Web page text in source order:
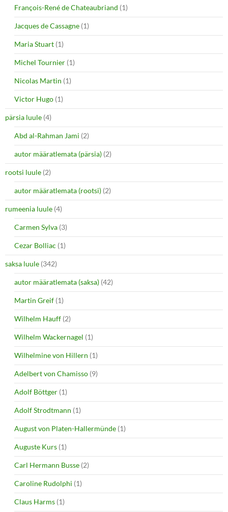
François-René de Chateaubriand (1)
Jacques de Cassagne (1)
Maria Stuart (1)
Michel Tournier (1)
Nicolas Martin (1)
Victor Hugo (1)
pärsia luule (4)
Abd al-Rahman Jami (2)
autor määratlemata (pärsia) (2)
rootsi luule (2)
autor määratlemata (rootsi) (2)
rumeenia luule (4)
Carmen Sylva (3)
Cezar Bolliac (1)
saksa luule (342)
autor määratlemata (saksa) (42)
Martin Greif (1)
Wilhelm Hauff (2)
Wilhelm Wackernagel (1)
Wilhelmine von Hillern (1)
Adelbert von Chamisso (9)
Adolf Böttger (1)
Adolf Strodtmann (1)
August von Platen-Hallermünde (1)
Auguste Kurs (1)
Carl Hermann Busse (2)
Caroline Rudolphi (1)
Claus Harms (1)